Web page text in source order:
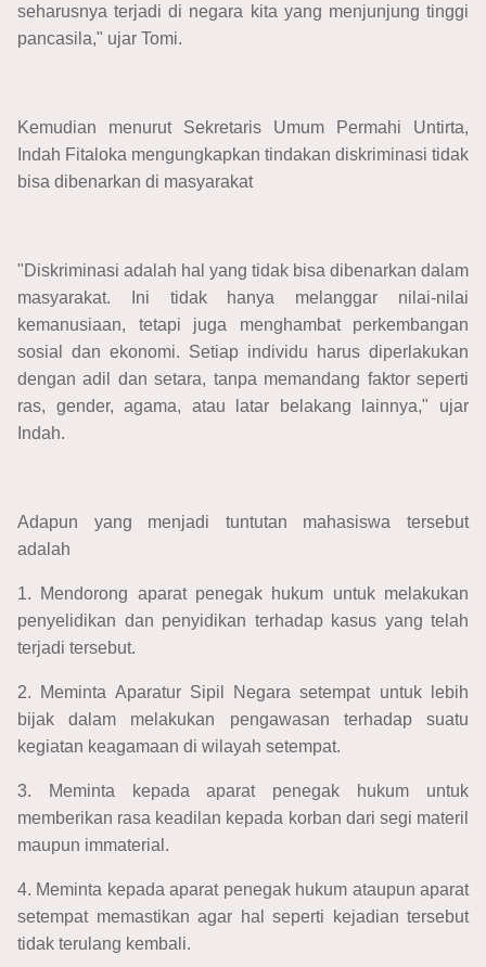
seharusnya terjadi di negara kita yang menjunjung tinggi
pancasila," ujar Tomi.
Kemudian menurut Sekretaris Umum Permahi Untirta,
Indah Fitaloka mengungkapkan tindakan diskriminasi tidak
bisa dibenarkan di masyarakat
"Diskriminasi adalah hal yang tidak bisa dibenarkan dalam
masyarakat. Ini tidak hanya melanggar nilai-nilai
kemanusiaan, tetapi juga menghambat perkembangan
sosial dan ekonomi. Setiap individu harus diperlakukan
dengan adil dan setara, tanpa memandang faktor seperti
ras, gender, agama, atau latar belakang lainnya," ujar
Indah.
Adapun yang menjadi tuntutan mahasiswa tersebut
adalah
1. Mendorong aparat penegak hukum untuk melakukan
penyelidikan dan penyidikan terhadap kasus yang telah
terjadi tersebut.
2. Meminta Aparatur Sipil Negara setempat untuk lebih
bijak dalam melakukan pengawasan terhadap suatu
kegiatan keagamaan di wilayah setempat.
3. Meminta kepada aparat penegak hukum untuk
memberikan rasa keadilan kepada korban dari segi materil
maupun immaterial.
4. Meminta kepada aparat penegak hukum ataupun aparat
setempat memastikan agar hal seperti kejadian tersebut
tidak terulang kembali.